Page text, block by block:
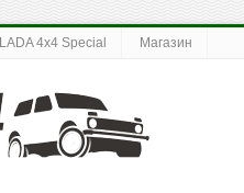
LADA 4x4 Special Магазин